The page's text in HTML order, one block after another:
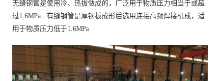
无缝钢管是使用冷、热拔做成的，广泛用于物质压力相当于或超
过1.6MPa . 有缝钢管是厚钢板成形后选用连接高频焊接机成，适
用于物质压力低于1.6MPa